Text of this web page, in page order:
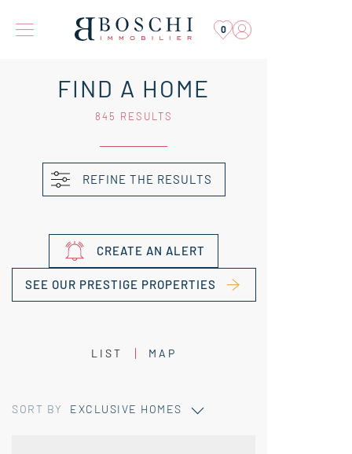
0
FIND A HOME
845 RESULTS
REFINE THE RESULTS
CREATE AN ALERT
SEE OUR PRESTIGE PROPERTIES
LIST MAP
SORT BY EXCLUSIVE HOMES